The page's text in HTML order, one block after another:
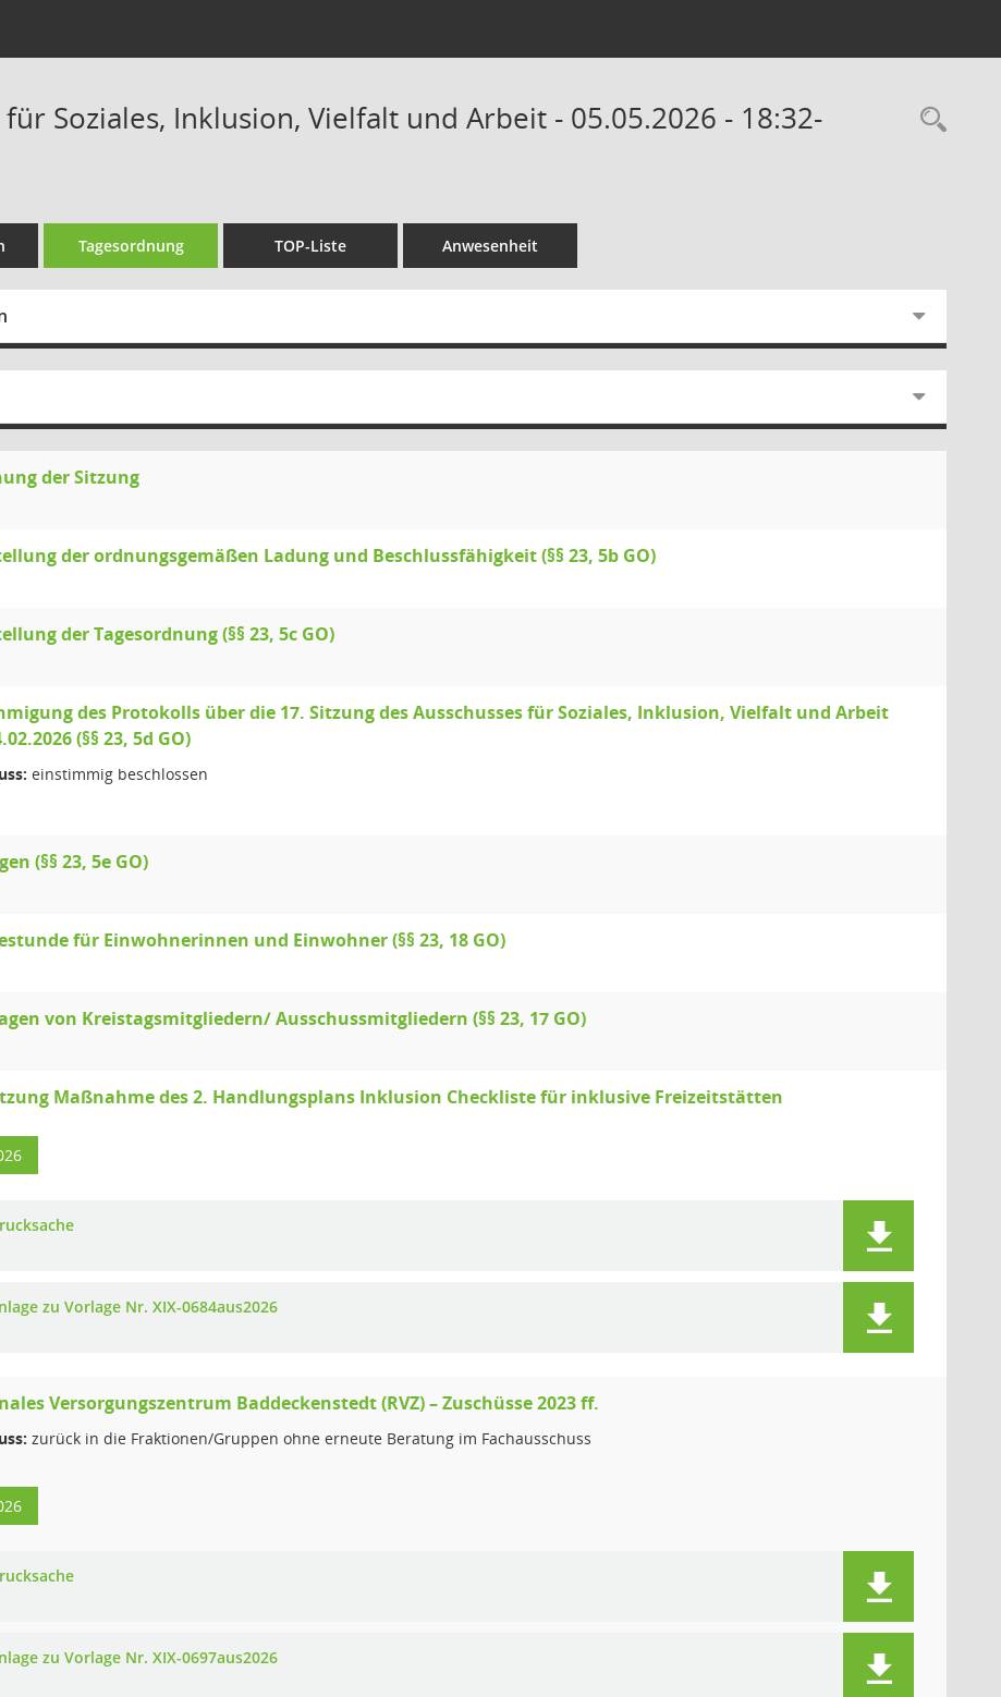
für Soziales, Inklusion, Vielfalt und Arbeit - 05.05.2026 - 18:32-
Tagesordnung TOP-Liste Anwesenheit
der Sitzung
der ordnungsgemäßen Ladung und Beschlussfähigkeit (§§ 23, 5b GO)
der Tagesordnung (§§ 23, 5c GO)
des Protokolls über die 17. Sitzung des Ausschusses für Soziales, Inklusion, Vielfalt und Arbeit
(§§ 23, 5d GO)
einstimmig beschlossen
(§§ 23, 5e GO)
für Einwohnerinnen und Einwohner (§§ 23, 18 GO)
von Kreistagsmitgliedern/ Ausschussmitgliedern (§§ 23, 17 GO)
Maßnahme des 2. Handlungsplans Inklusion Checkliste für inklusive Freizeitstätten
zu Vorlage Nr. XIX-0684aus2026
Versorgungszentrum Baddeckenstedt (RVZ) – Zuschüsse 2023 ff.
zurück in die Fraktionen/Gruppen ohne erneute Beratung im Fachausschuss
zu Vorlage Nr. XIX-0697aus2026